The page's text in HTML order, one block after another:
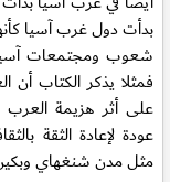
بدأت دول غرب آسيا
شعوب ومجتمعات آسيا
فمثلا يذكر الكتاب أن
عودة لإعادة الثقة
مثل مدن شنغهاي